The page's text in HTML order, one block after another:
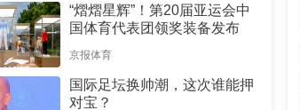
“熠熠星辉”！第20届亚运会中
国体育代表团领奖装备发布
京报体育
国际足坛换帅潮，这次谁能押
对宝？